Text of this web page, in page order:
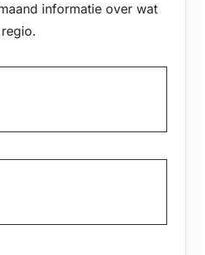
informatie over wat